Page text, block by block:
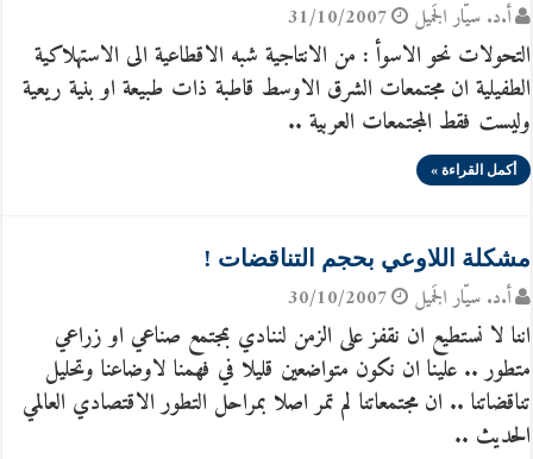
أ.د. سيّار الجَميل 31/10/2007
التحولات نحو الاسوأ : من الانتاجية شبه الاقطاعية الى الاستهلاكية
الطفيلية ان مجتمعات الشرق الاوسط قاطبة ذات طبيعة او بنية ريعية
وليست فقط المجتمعات العربية ..
أكمل القراءة »
مشكلة اللاوعي بحجم التناقضات !
أ.د. سيّار الجَميل 30/10/2007
اننا لا نستطيع ان نقفز على الزمن لننادي بمجتمع صناعي او زراعي
متطور .. علينا ان نكون متواضعين قليلا في فهمنا لاوضاعنا وتحليل
تناقضاتنا .. ان مجتمعاتنا لم تمر اصلا بمراحل التطور الاقتصادي العالمي
الحديث ..